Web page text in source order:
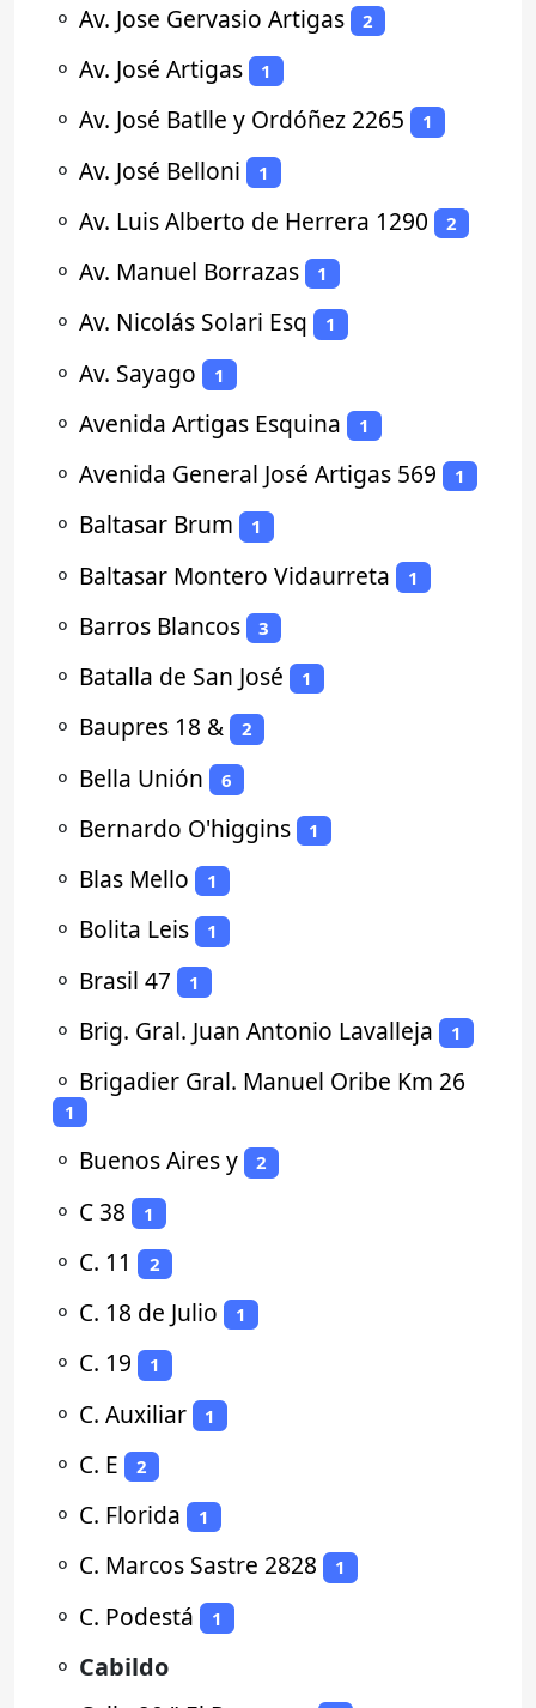
⚬ Av. Jose Gervasio Artigas 2
⚬ Av. José Artigas 1
⚬ Av. José Batlle y Ordóñez 2265 1
⚬ Av. José Belloni 1
⚬ Av. Luis Alberto de Herrera 1290 2
⚬ Av. Manuel Borrazas 1
⚬ Av. Nicolás Solari Esq 1
⚬ Av. Sayago 1
⚬ Avenida Artigas Esquina 1
⚬ Avenida General José Artigas 569 1
⚬ Baltasar Brum 1
⚬ Baltasar Montero Vidaurreta 1
⚬ Barros Blancos 3
⚬ Batalla de San José 1
⚬ Baupres 18 & 2
⚬ Bella Unión 6
⚬ Bernardo O'higgins 1
⚬ Blas Mello 1
⚬ Bolita Leis 1
⚬ Brasil 47 1
⚬ Brig. Gral. Juan Antonio Lavalleja 1
⚬ Brigadier Gral. Manuel Oribe Km 26
1
⚬ Buenos Aires y 2
⚬ C 38 1
⚬ C. 11 2
⚬ C. 18 de Julio 1
⚬ C. 19 1
⚬ C. Auxiliar 1
⚬ C. E 2
⚬ C. Florida 1
⚬ C. Marcos Sastre 2828 1
⚬ C. Podestá 1
⚬ Cabildo